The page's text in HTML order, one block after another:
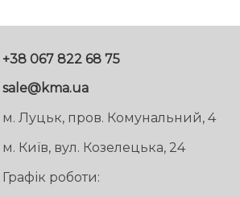
+38 067 822 68 75
sale@kma.ua
м. Луцьк, пров. Комунальний, 4
м. Київ, вул. Козелецька, 24
Графік роботи: